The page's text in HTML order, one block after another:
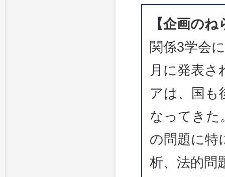
【企画のね
関係3学会
月に発表さ
アは、国も
なってきた
の問題に特
析、法的問